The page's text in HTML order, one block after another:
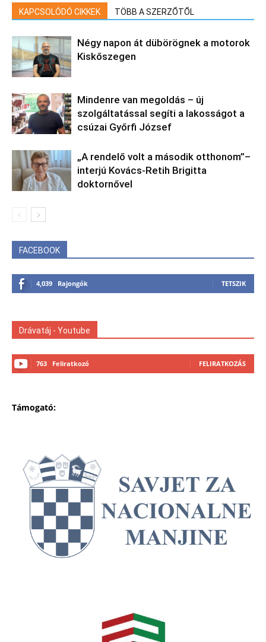
KAPCSOLÓDÓ CIKKEK TÖBB A SZERZŐTŐL
Négy napon át dübörögnek a motorok
Kiskőszegen
Mindenre van megoldás – új
szolgáltatással segíti a lakosságot a
csúzai Győrfi József
„A rendelő volt a második otthonom”–
interjú Kovács-Retih Brigitta
doktornővel
FACEBOOK
4,039 Rajongók TETSZIK
Drávatáj - Youtube
763 Feliratkozó FELIRATKOZÁS
Támogató: